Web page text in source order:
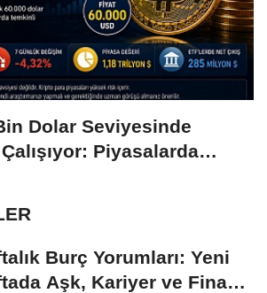
Dolar Seviyesinde
Piyasalarda
Burç Yorumları: Yeni
Aşk, Kariyer ve Finans